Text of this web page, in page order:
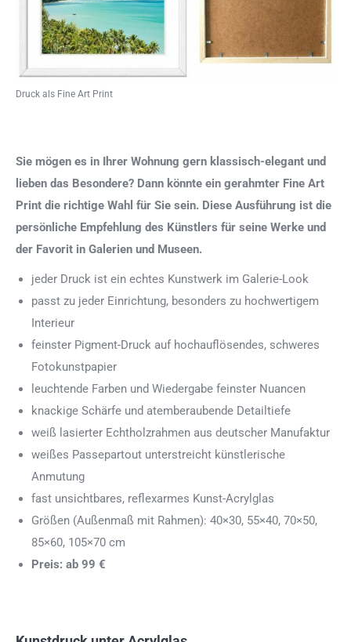
Druck als Fine Art Print
Sie mögen es in Ihrer Wohnung gern klassisch-elegant und
lieben das Besondere? Dann könnte ein gerahmter Fine Art
Print die richtige Wahl für Sie sein. Diese Ausführung ist die
persönliche Empfehlung des Künstlers für seine Werke und
der Favorit in Galerien und Museen.
jeder Druck ist ein echtes Kunstwerk im Galerie-Look
passt zu jeder Einrichtung, besonders zu hochwertigem
Interieur
feinster Pigment-Druck auf hochauflösendes, schweres
Fotokunstpapier
leuchtende Farben und Wiedergabe feinster Nuancen
knackige Schärfe und atemberaubende Detailtiefe
weiß lasierter Echtholzrahmen aus deutscher Manufaktur
weißes Passepartout unterstreicht künstlerische
Anmutung
fast unsichtbares, reflexarmes Kunst-Acrylglas
Größen (Außenmaß mit Rahmen): 40×30, 55×40, 70×50,
85×60, 105×70 cm
Preis: ab 99 €